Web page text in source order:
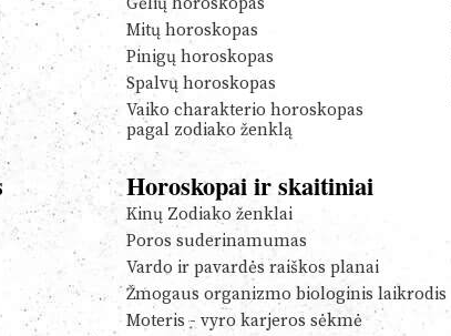
Mitų horoskopas
Pinigų horoskopas
Spalvų horoskopas
Vaiko charakterio horoskopas
pagal zodiako ženklą
Horoskopai ir skaitiniai
Kinų Zodiako ženklai
Poros suderinamumas
Vardo ir pavardės raiškos planai
Žmogaus organizmo biologinis laikrodis
Moteris - vyro karjeros sėkmė